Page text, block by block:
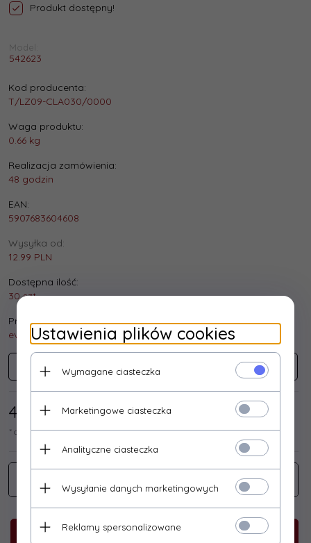
Produkt dostępny!
Model:
542623
Kod producenta:
T/LZ09-CLA030/0000
Waga produktu:
0.66 kg
Realizacja zamówienia:
48 godzin
EAN:
5907683604608
Wysyłka od:
12.99 PLN
Dostępna ilość:
30 szt.
Producent:
ever
EVER
48, 78 / 60,00 PLN*
* cena netto / brutto
KUP TERAZ!
Ustawienia plików cookies
Wymagane ciasteczka
Marketingowe ciasteczka
Analityczne ciasteczka
Wysyłanie danych marketingowych
Reklamy spersonalizowane